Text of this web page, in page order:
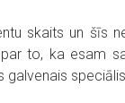
skaits un šīs
to, ka esam
galvenais